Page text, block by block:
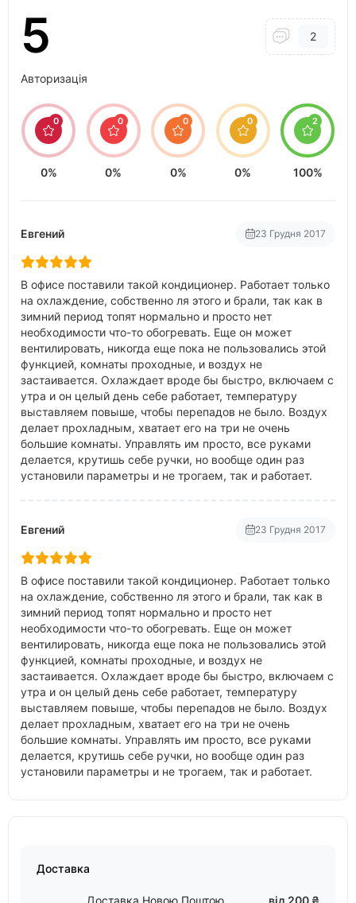
5 2
Авторизація
0
0%
0
0%
0
0%
0
0%
2
100%
Евгений 23 Грудня 2017
В офисе поставили такой кондиционер. Работает только
на охлаждение, собственно ля этого и брали, так как в
зимний период топят нормально и просто нет
необходимости что-то обогревать. Еще он может
вентилировать, никогда еще пока не пользовались этой
функцией, комнаты проходные, и воздух не
застаивается. Охлаждает вроде бы быстро, включаем с
утра и он целый день себе работает, температуру
выставляем повыше, чтобы перепадов не было. Воздух
делает прохладным, хватает его на три не очень
большие комнаты. Управлять им просто, все руками
делается, крутишь себе ручки, но вообще один раз
установили параметры и не трогаем, так и работает.
Евгений 23 Грудня 2017
В офисе поставили такой кондиционер. Работает только
на охлаждение, собственно ля этого и брали, так как в
зимний период топят нормально и просто нет
необходимости что-то обогревать. Еще он может
вентилировать, никогда еще пока не пользовались этой
функцией, комнаты проходные, и воздух не
застаивается. Охлаждает вроде бы быстро, включаем с
утра и он целый день себе работает, температуру
выставляем повыше, чтобы перепадов не было. Воздух
делает прохладным, хватает его на три не очень
большие комнаты. Управлять им просто, все руками
делается, крутишь себе ручки, но вообще один раз
установили параметры и не трогаем, так и работает.
Доставка
Доставка Новою Поштою від 200 ₴